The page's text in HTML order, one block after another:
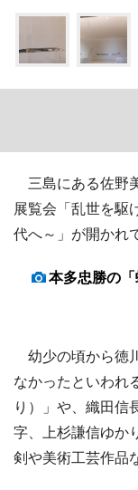
三島にある佐野
展覧会「乱世を駆
代へ～」が開かれ
本多忠勝の「
幼少の頃から徳
なかったといわれ
り）」や、織田信
字、上杉謙信ゆか
剣や美術工芸作品